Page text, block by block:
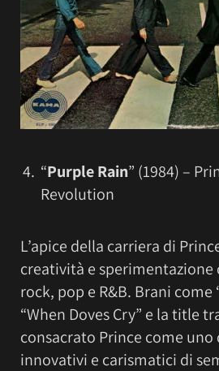
“Purple Rain” (1984) –
Revolution
L’apice della carriera di
creatività e sperimentazione
rock, pop e R&B. Brani come
“When Doves Cry” e la title
consacrato Prince come
innovativi e carismatici di